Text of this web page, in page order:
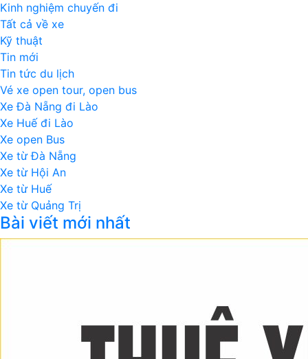
Kinh nghiệm chuyến đi
Tất cả về xe
Kỹ thuật
Tin mới
Tin tức du lịch
Vé xe open tour, open bus
Xe Đà Nẵng đi Lào
Xe Huế đi Lào
Xe open Bus
Xe từ Đà Nẵng
Xe từ Hội An
Xe từ Huế
Xe từ Quảng Trị
Bài viết mới nhất